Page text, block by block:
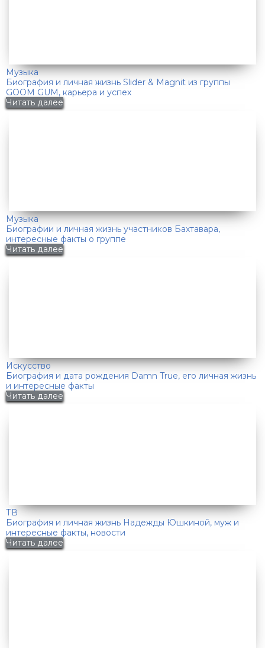
Музыка
Биография и личная жизнь Slider & Magnit из группы
GOOM GUM, карьера и успех
Читать далее
Музыка
Биографии и личная жизнь участников Бахтавара,
интересные факты о группе
Читать далее
Искусство
Биография и дата рождения Damn True, его личная жизнь
и интересные факты
Читать далее
ТВ
Биография и личная жизнь Надежды Юшкиной, муж и
интересные факты, новости
Читать далее